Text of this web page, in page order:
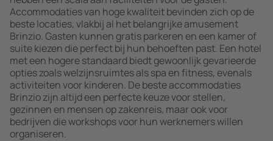
Accommodaties van hoge kwaliteit bevinden zich op de
beste locaties, vlakbij al het belangrijke amusement
Brinzio. Gasten kunnen gratis parkeren en een kamer of
suite kiezen die perfect bij hun behoeften past. Een hotel
met een hogere standaard biedt gewoonlijk gevarieerde
opties zoals welzijnsruimtes als spa en fitness, evenals
activiteiten voor kinderen. De beste accommodaties
Brinzio zijn altijd een perfecte keuze voor stellen,
gezinnen en mensen op zakenreis, maar ook voor
bedrijven die workshops voor hun werknemers willen
organiseren.